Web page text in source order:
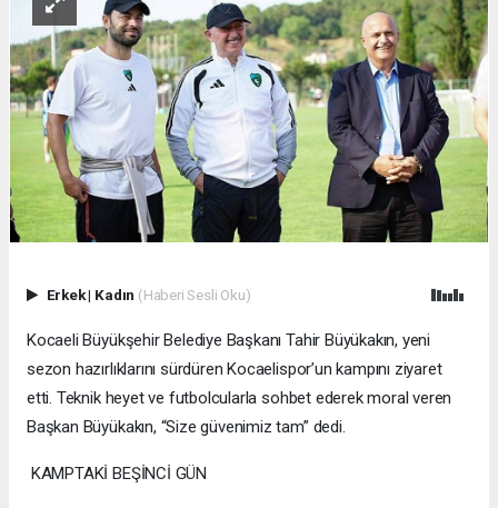
Erkek| Kadın (Haberi Sesli Oku)
Kocaeli Büyükşehir Belediye Başkanı Tahir Büyükakın, yeni
sezon hazırlıklarını sürdüren Kocaelispor’un kampını ziyaret
etti. Teknik heyet ve futbolcularla sohbet ederek moral veren
Başkan Büyükakın, “Size güvenimiz tam” dedi.
KAMPTAKİ BEŞİNCİ GÜN